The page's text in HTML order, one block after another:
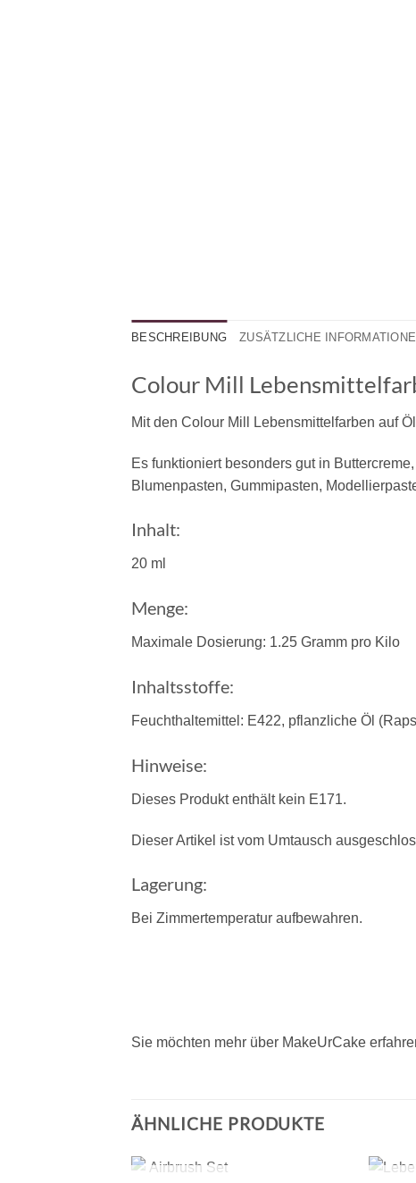
BESCHREIBUNG ZUSÄTZLICHE
Colour Mill
Mit den Colour Mill Lebensmittelfarben auf
Es funktioniert besonders gut in
Blumenpasten, Gummipasten,
Inhalt:
20 ml
Menge:
Maximale Dosierung: 1.25 Gramm pro Kilo
Inhaltsstoffe:
Feuchthaltemittel: E422, pflanzliche Öl
Hinweise:
Dieses Produkt enthält kein E171.
Dieser Artikel ist vom Umtausch
Lagerung:
Bei Zimmertemperatur aufbewahren.
Sie möchten mehr über MakeUrCake
ÄHNLICHE PRODUKTE
+